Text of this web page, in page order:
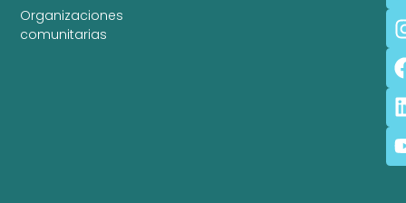
Organizaciones
comunitarias